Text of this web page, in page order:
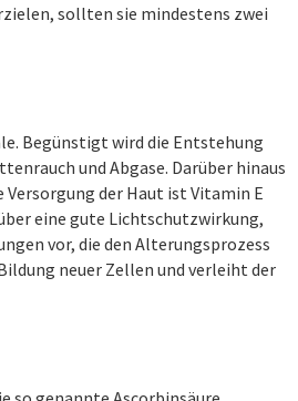
sollten sie mindestens zwei
Begünstigt wird die Entstehung
und Abgase. Darüber hinaus
der Haut ist Vitamin E
eine gute Lichtschutzwirkung,
vor, die den Alterungsprozess
neuer Zellen und verleiht der